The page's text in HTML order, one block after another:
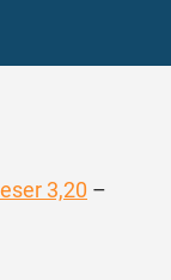
3,20 –